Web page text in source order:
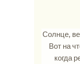
Солнце,
Вот на
когда